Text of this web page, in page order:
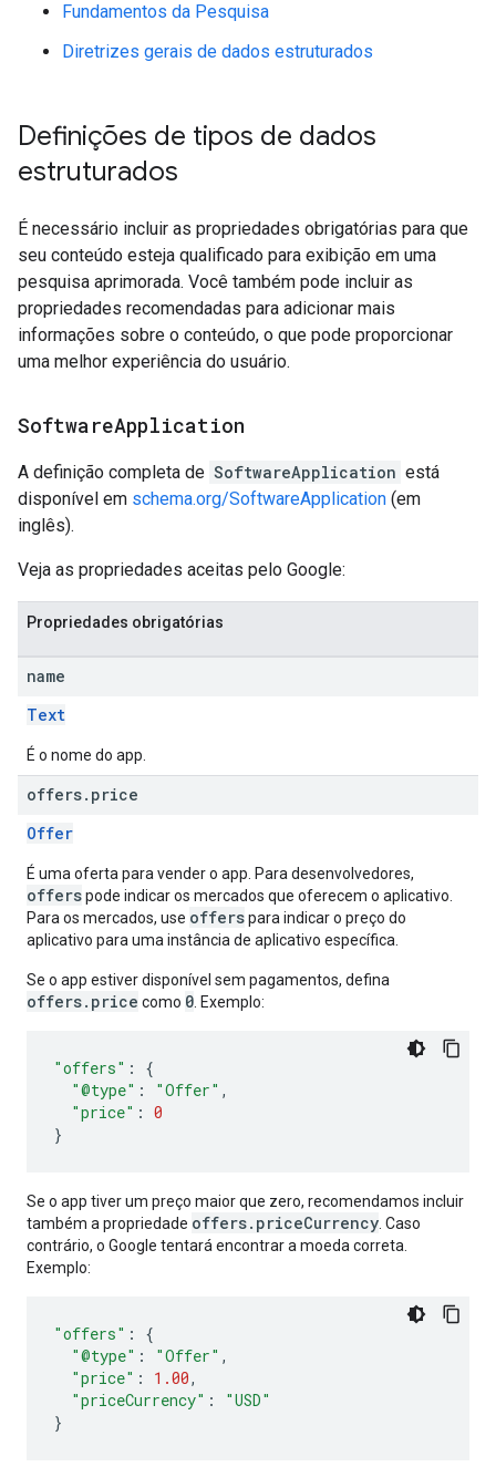
Fundamentos da Pesquisa
Diretrizes gerais de dados estruturados
Definições de tipos de dados
estruturados
É necessário incluir as propriedades obrigatórias para que
seu conteúdo esteja qualificado para exibição em uma
pesquisa aprimorada. Você também pode incluir as
propriedades recomendadas para adicionar mais
informações sobre o conteúdo, o que pode proporcionar
uma melhor experiência do usuário.
SoftwareApplication
A definição completa de SoftwareApplication está
disponível em schema.org/SoftwareApplication (em
inglês).
Veja as propriedades aceitas pelo Google:
Propriedades obrigatórias
name
Text
É o nome do app.
offers. price
Offer
É uma oferta para vender o app. Para desenvolvedores,
offerspode indicar os mercados que oferecem o aplicativo.
Para os mercados, use offerspara indicar o preço do
aplicativo para uma instância de aplicativo específica.
Se o app estiver disponível sem pagamentos, defina
offers.price como 0 . Exemplo:
"offers" :
{
"@type" : "Offer" ,
"price" : 0
}
Se o app tiver um preço maior que zero, recomendamos incluir
também a propriedade offers.priceCurrency . Caso
contrário, o Google tentará encontrar a moeda correta.
Exemplo:
"offers" :
{
"@type" : "Offer" ,
"price" : 1.00,
"priceCurrency" :
"USD"
}